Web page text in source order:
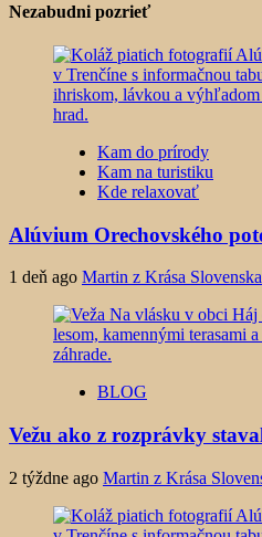
Nezabudni pozrieť
Kam do prírody
Kam na turistiku
Kde relaxovať
Alúvium Orechovského
1 deň ago Martin z Krása Slovenska
BLOG
Vežu ako z rozprávky
2 týždne ago Martin z Krása